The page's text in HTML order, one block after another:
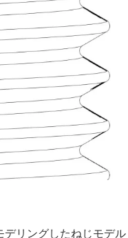
デリングしたねじモデル